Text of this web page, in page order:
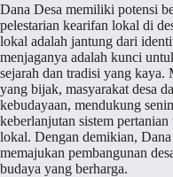
Dana Desa memiliki potensi
pelestarian kearifan lokal di
lokal adalah jantung dari
menjaganya adalah kunci
sejarah dan tradisi yang kaya.
yang bijak, masyarakat desa
kebudayaan, mendukung
keberlanjutan sistem
lokal. Dengan demikian,
memajukan pembangunan
budaya yang berharga.